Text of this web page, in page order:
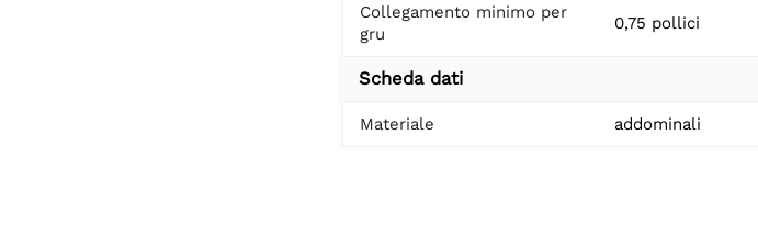
Collegamento minimo per
gru
0,75 pollici
Scheda dati
Materiale addominali